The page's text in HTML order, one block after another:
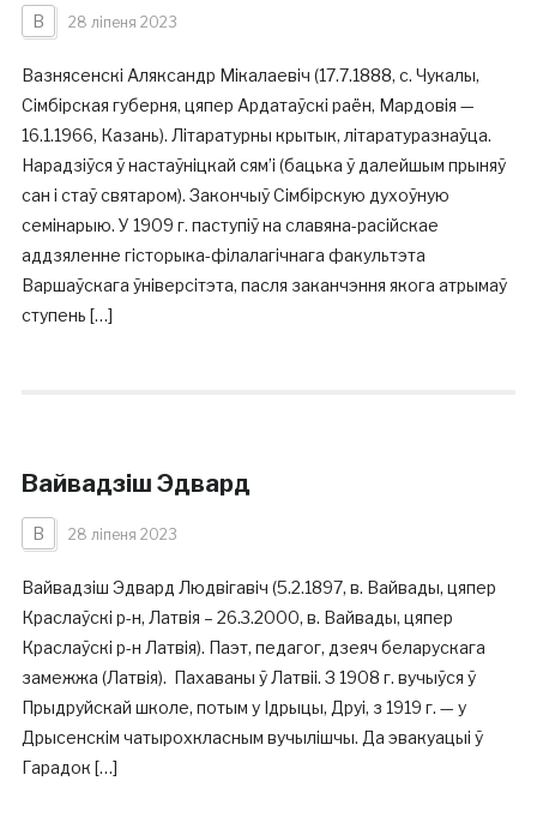
В 28 ліпеня 2023
Вазнясенскі Аляксандр Мікалаевіч (17.7.1888, с. Чукалы,
Сімбірская губерня, цяпер Ардатаўскі раён, Мардовія —
16.1.1966, Казань). Літаратурны крытык, літаратуразнаўца.
Нарадзіўся ў настаўніцкай сям’і (бацька ў далейшым прыняў
сан і стаў святаром). Закончыў Сімбірскую духоўную
семінарыю. У 1909 г. паступіў на славяна-расійскае
аддзяленне гісторыка-філалагічнага факультэта
Варшаўскага ўніверсітэта, пасля заканчэння якога атрымаў
ступень […]
Вайвадзіш Эдвард
В 28 ліпеня 2023
Вайвадзіш Эдвард Людвігавіч (5.2.1897, в. Вайвады, цяпер
Краслаўскі р-н, Латвія – 26.3.2000, в. Вайвады, цяпер
Краслаўскі р-н Латвія). Паэт, педагог, дзеяч беларускага
замежжа (Латвія). Пахаваны ў Латвіі. З 1908 г. вучыўся ў
Прыдруйскай школе, потым у Ідрыцы, Друі, з 1919 г. — у
Дрысенскім чатырохкласным вучылішчы. Да эвакуацыі ў
Гарадок […]